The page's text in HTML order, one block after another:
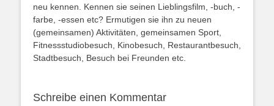
neu kennen. Kennen sie seinen Lieblingsfilm, -buch, -
farbe, -essen etc? Ermutigen sie ihn zu neuen
(gemeinsamen) Aktivitäten, gemeinsamen Sport,
Fitnessstudiobesuch, Kinobesuch, Restaurantbesuch,
Stadtbesuch, Besuch bei Freunden etc.
Schreibe einen Kommentar